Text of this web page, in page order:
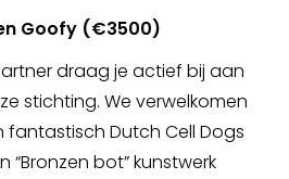
Goofy (€3500)
draag je actief bij aan
stichting. We verwelkomen
Dutch Cell Dogs
bot” kunstwerk